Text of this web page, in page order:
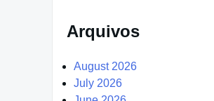
Arquivos
August 2026
July 2026